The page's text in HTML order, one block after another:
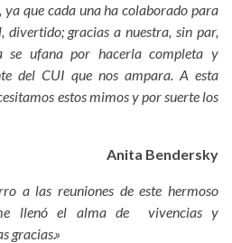
ya que cada una ha colaborado para
divertido; gracias a nuestra, sin par,
se ufana por hacerla completa y
del CUI que nos ampara. A esta
estos mimos y por suerte los
Anita Bendersky
a las reuniones de este hermoso
llenó el alma de vivencias y
gracias.»